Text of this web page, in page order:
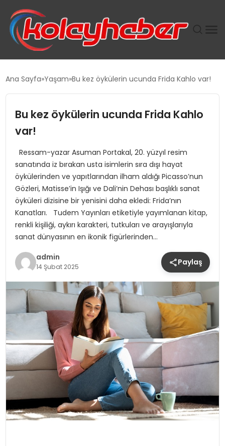
GÜCÜNÜBÜYÜTÜYOR
TANYER YAPI ZEMIN MÜHENDISLIĞINDE HEDEF
BÜYÜTTÜ
TOROSLAR’DA PAZAR GERGİNLİĞİ!
Ana Sayfa Yaşam Bu kez öykülerin ucunda Frida Kahlo var!
Bu kez öykülerin ucunda Frida Kahlo
var!
Ressam-yazar Asuman Portakal, 20. yüzyıl resim
sanatında iz bırakan usta isimlerin sıra dışı hayat
öykülerinden ve yapıtlarından ilham aldığı Picasso’nun
Gözleri, Matisse’in Işığı ve Dali’nin Dehası başlıklı sanat
öyküleri dizisine bir yenisini daha ekledi: Frida’nın
Kanatları. Tudem Yayınları etiketiyle yayımlanan kitap,
renkli kişiliği, aykırı karakteri, tutkuları ve arayışlarıyla
sanat dünyasının en ikonik figürlerinden…
admin
14 Şubat 2025 Paylaş